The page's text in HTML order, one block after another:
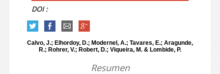
DOI :
Calvo, J.; Elhordoy, D.; Modernel, A.; Tavares, E.; Aragunde,
R.; Rohrer, V.; Robert, D.; Viqueira, M. & Lombide, P.
Resumen